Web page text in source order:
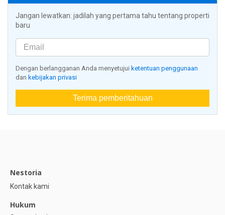
Jangan lewatkan: jadilah yang pertama tahu tentang properti
baru
Dengan berlangganan Anda menyetujui ketentuan penggunaan
dan kebijakan privasi
Terima pemberitahuan
Nestoria
Kontak kami
Hukum